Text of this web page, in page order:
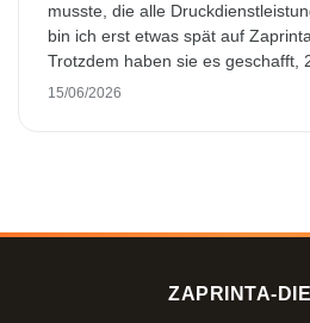
musste, die alle
bin ich erst etwas spät auf
Trotzdem haben sie es geschafft,
wunderschön bedruckte
15/06/2026
ZAPRINTA-